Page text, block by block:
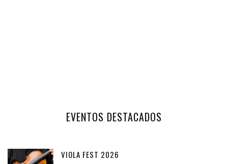
EVENTOS DESTACADOS
VIOLA FEST 2026